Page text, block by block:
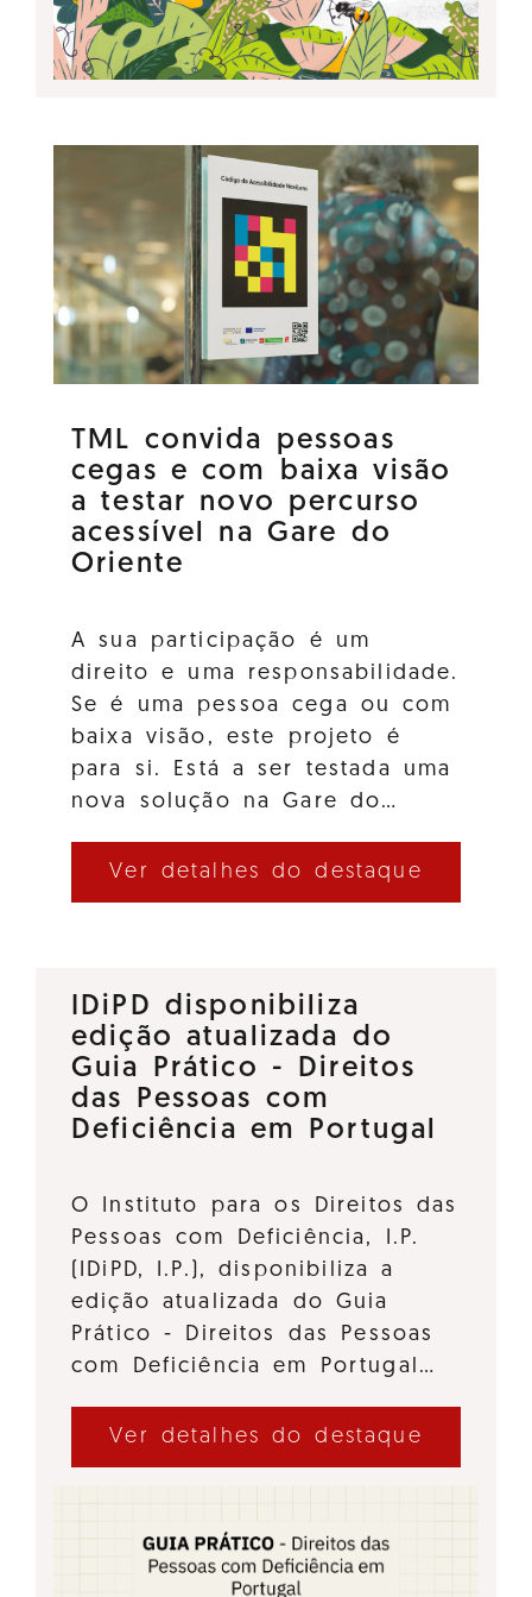
TML convida pessoas
cegas e com baixa visão
a testar novo percurso
acessível na Gare do
Oriente
A sua participação é um
direito e uma responsabilidade.
Se é uma pessoa cega ou com
baixa visão, este projeto é
para si. Está a ser testada uma
nova solução na Gare do…
Ver detalhes do destaque
IDiPD disponibiliza
edição atualizada do
Guia Prático - Direitos
das Pessoas com
Deficiência em Portugal
O Instituto para os Direitos das
Pessoas com Deficiência, I.P.
(IDiPD, I.P.), disponibiliza a
edição atualizada do Guia
Prático - Direitos das Pessoas
com Deficiência em Portugal…
Ver detalhes do destaque